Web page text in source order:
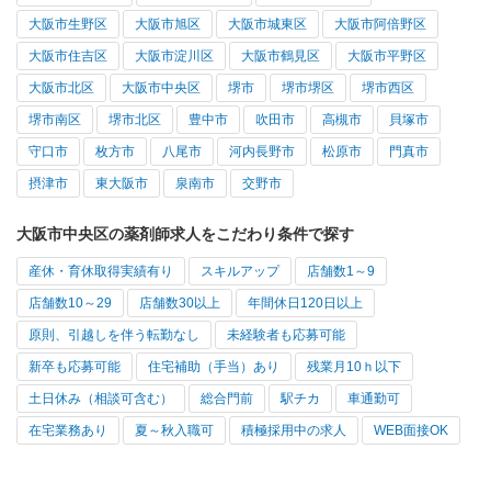
大阪市生野区 大阪市旭区 大阪市城東区 大阪市阿倍野区
大阪市住吉区 大阪市淀川区 大阪市鶴見区 大阪市平野区
大阪市北区 大阪市中央区 堺市 堺市堺区 堺市西区
堺市南区 堺市北区 豊中市 吹田市 高槻市 貝塚市
守口市 枚方市 八尾市 河内長野市 松原市 門真市
摂津市 東大阪市 泉南市 交野市
大阪市中央区の薬剤師求人をこだわり条件で探す
産休・育休取得実績有り スキルアップ 店舗数1～9
店舗数10～29 店舗数30以上 年間休日120日以上
原則、引越しを伴う転勤なし 未経験者も応募可能
新卒も応募可能 住宅補助（手当）あり 残業月10ｈ以下
土日休み（相談可含む） 総合門前 駅チカ 車通勤可
在宅業務あり 夏～秋入職可 積極採用中の求人 WEB面接OK